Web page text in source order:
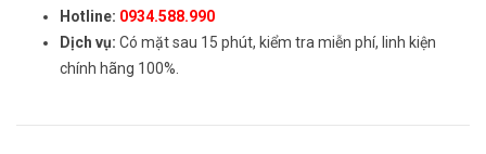
Hotline: 0934.588.990
Dịch vụ: Có mặt sau 15 phút, kiểm tra miễn phí, linh kiện
chính hãng 100%.